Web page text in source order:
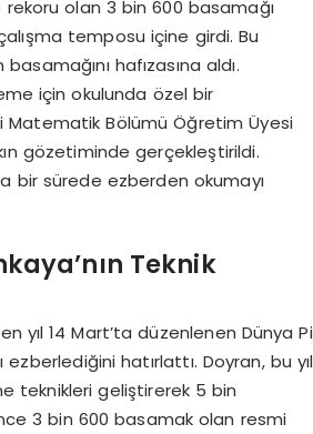
olan 3 bin 600 basamağı
temposu içine girdi. Bu
hafızasına aldı.
için okulunda özel bir
Matematik Bölümü Öğretim Üyesi
gözetiminde gerçekleştirildi.
bir sürede ezberden okumayı
Teknik
yıl 14 Mart’ta düzenlenen Dünya Pi
hatırlattı. Doyran, bu yıl
teknikleri geliştirerek 5 bin
3 bin 600 basamak olan resmi